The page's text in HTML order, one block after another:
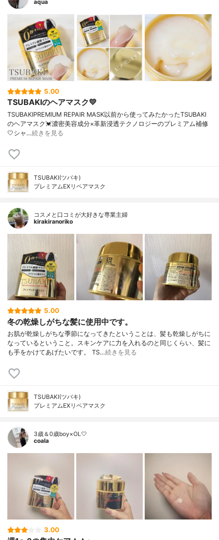
aqua
5.00
TSUBAKIのヘアマスク💛
TSUBAKIPREMIUM REPAIR MASK以前から使ってみたかったTSUBAKI
のヘアマスク💓濃密美容成分×革新浸透テクノロジーのプレミアム補修
🤍シャ…続きを見る
TSUBAKI(ツバキ)
プレミアムEXリペアマスク
コスメと口コミが大好きな専業主婦
kirakiranoriko
5.00
冬の乾燥しがちな髪に使用中です。
お肌が乾燥しがちな季節になってきたということは、髪も乾燥しがちに
なっているということ。スキンケアに力を入れるのと同じくらい、髪に
も手をかけてあげたいです。 TS…続きを見る
TSUBAKI(ツバキ)
プレミアムEXリペアマスク
3歳＆0歳boy×OL🤍
coala
3.00